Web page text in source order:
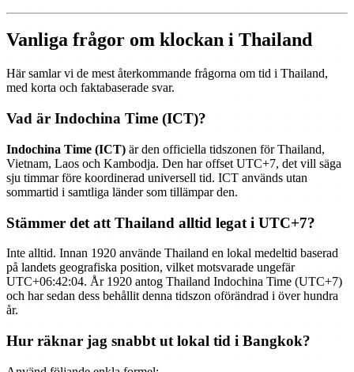
Vanliga frågor om klockan i Thailand
Här samlar vi de mest återkommande frågorna om tid i Thailand,
med korta och faktabaserade svar.
Vad är Indochina Time (ICT)?
Indochina Time (ICT) är den officiella tidszonen för Thailand,
Vietnam, Laos och Kambodja. Den har offset UTC+7, det vill säga
sju timmar före koordinerad universell tid. ICT används utan
sommartid i samtliga länder som tillämpar den.
Stämmer det att Thailand alltid legat i UTC+7?
Inte alltid. Innan 1920 använde Thailand en lokal medeltid baserad
på landets geografiska position, vilket motsvarade ungefär
UTC+06:42:04. År 1920 antog Thailand Indochina Time (UTC+7)
och har sedan dess behållit denna tidszon oförändrad i över hundra
år.
Hur räknar jag snabbt ut lokal tid i Bangkok?